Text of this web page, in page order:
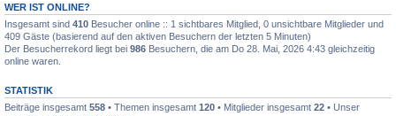
WER IST ONLINE?
Insgesamt sind 410 Besucher online :: 1 sichtbares Mitglied, 0 unsichtbare Mitglieder und
409 Gäste (basierend auf den aktiven Besuchern der letzten 5 Minuten)
Der Besucherrekord liegt bei 986 Besuchern, die am Do 28. Mai, 2026 4:43 gleichzeitig
online waren.
STATISTIK
Beiträge insgesamt 558 • Themen insgesamt 120 • Mitglieder insgesamt 22 • Unser